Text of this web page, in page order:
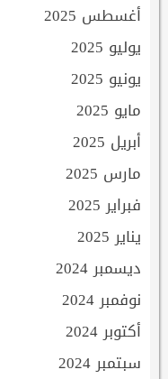
أغسطس 2025
يوليو 2025
يونيو 2025
مايو 2025
أبريل 2025
مارس 2025
فبراير 2025
يناير 2025
ديسمبر 2024
نوفمبر 2024
أكتوبر 2024
سبتمبر 2024